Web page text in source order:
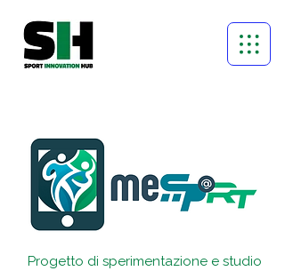
Progetto di sperimentazione e studio